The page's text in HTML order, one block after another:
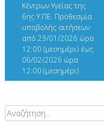
Κέντρων Υγείας της
6ης Υ.ΠΕ. Προθεσμία
υποβολής αιτήσεων
από 23/01/2026 ώρα
12:00 (μεσημέρι) έως
06/02/2026 ώρα
12:00 (μεσημέρι)
Αναζήτηση
για: